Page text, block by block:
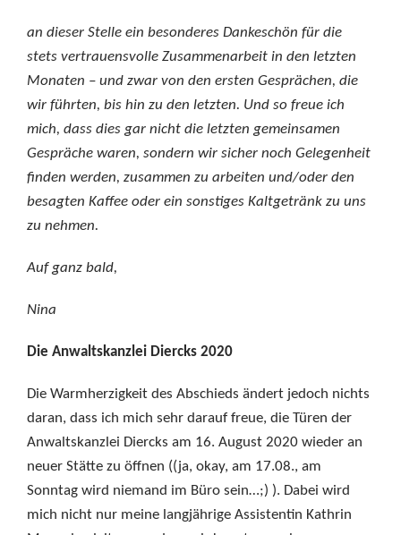
an dieser Stelle ein besonderes Dankeschön für die
stets vertrauensvolle Zusammenarbeit in den letzten
Monaten – und zwar von den ersten Gesprächen, die
wir führten, bis hin zu den letzten. Und so freue ich
mich, dass dies gar nicht die letzten gemeinsamen
Gespräche waren, sondern wir sicher noch Gelegenheit
finden werden, zusammen zu arbeiten und/oder den
besagten Kaffee oder ein sonstiges Kaltgetränk zu uns
zu nehmen.
Auf ganz bald,
Nina
Die Anwaltskanzlei Diercks 2020
Die Warmherzigkeit des Abschieds ändert jedoch nichts
daran, dass ich mich sehr darauf freue, die Türen der
Anwaltskanzlei Diercks am 16. August 2020 wieder an
neuer Stätte zu öffnen ((ja, okay, am 17.08., am
Sonntag wird niemand im Büro sein…;) ). Dabei wird
mich nicht nur meine langjährige Assistentin Kathrin